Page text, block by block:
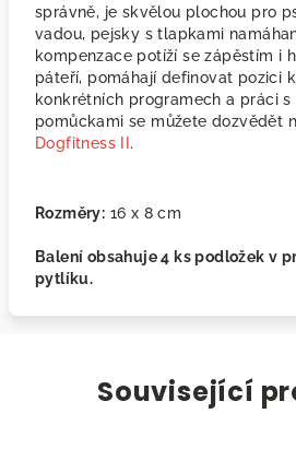
správně, je skvělou plochou pro
vadou, pejsky s tlapkami
kompenzace potíží se zápěstím i
páteří, pomáhají definovat pozici
konkrétních programech a práci
pomůckami se můžete dozvědět
Dogfitness II .
Rozměry: 16 x 8 cm
Balení obsahuje 4 ks podložek v
pytlíku.
Související